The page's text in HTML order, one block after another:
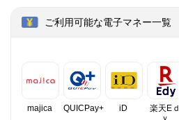
ご利用可能な電子マネー一覧
majica QUICPay+ iD
楽天Eｄ
ｙ